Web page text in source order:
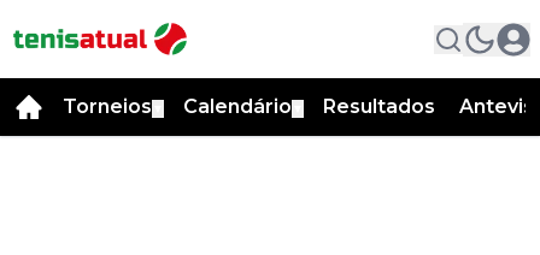
Torneios Calendário Resultados